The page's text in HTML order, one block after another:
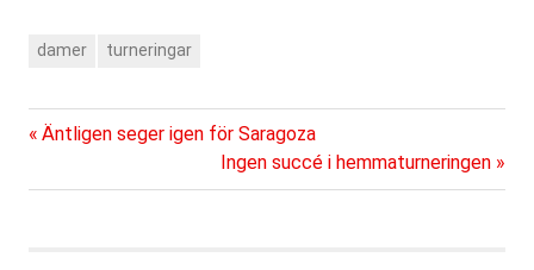
damer turneringar
Inläggsnavigering
Föregående
Äntligen seger igen för Saragoza
Nästa
inlägg:
Ingen succé i hemmaturneringen